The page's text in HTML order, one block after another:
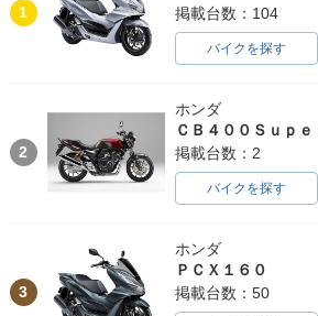
1
掲載台数：104
バイクを探す
2
ホンダ
掲載台数：2
バイクを探す
3
ホンダ
ＰＣＸ１６０
掲載台数：50